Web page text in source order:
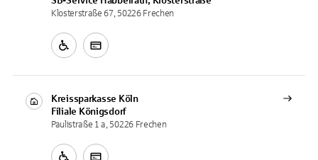
Klosterstraße 67, 50226 Frechen
Kreissparkasse Köln
Filiale Königsdorf
Paulistraße 1 a, 50226 Frechen